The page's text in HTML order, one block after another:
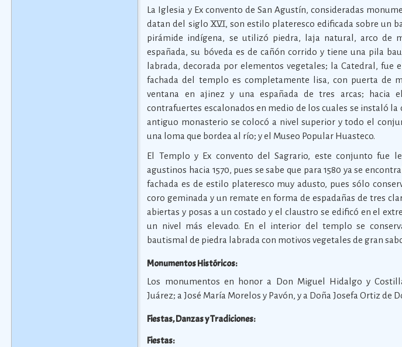
La Iglesia y Ex convento de San Agustín, consideradas
datan del siglo XVI, son estilo plateresco edificada sobre un
pirámide indígena, se utilizó piedra, laja natural, arco de
españada, su bóveda es de cañón corrido y tiene una pila
labrada, decorada por elementos vegetales; la Catedral, fue
fachada del templo es completamente lisa, con puerta de
ventana en ajinez y una españada de tres arcas; hacia
contrafuertes escalonados en medio de los cuales se instaló la
antiguo monasterio se colocó a nivel superior y todo el
una loma que bordea al río; y el Museo Popular Huasteco.
El Templo y Ex convento del Sagrario, este conjunto fue
agustinos hacia 1570, pues se sabe que para 1580 ya se
fachada es de estilo plateresco muy adusto, pues sólo
coro geminada y un remate en forma de espadañas de tres
abiertas y posas a un costado y el claustro se edificó en el
un nivel más elevado. En el interior del templo se
bautismal de piedra labrada con motivos vegetales de gran
Monumentos Históricos:
Los monumentos en honor a Don Miguel Hidalgo y
Juárez; a José María Morelos y Pavón, y a Doña Josefa Ortiz de
Fiestas, Danzas y Tradiciones:
Fiestas: